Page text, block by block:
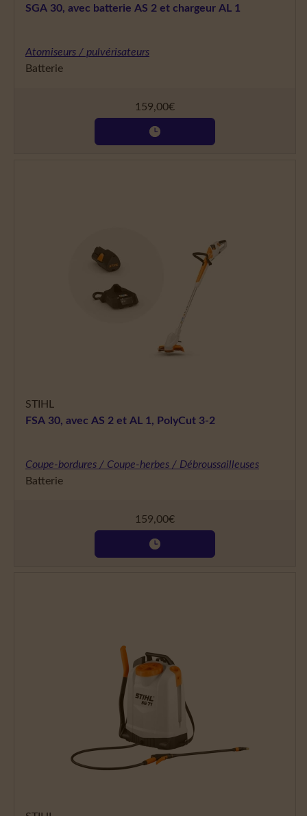
SGA 30, avec batterie AS 2 et chargeur AL 1
Atomiseurs / pulvérisateurs
Batterie
159,00€
STIHL
FSA 30, avec AS 2 et AL 1, PolyCut 3-2
Coupe-bordures / Coupe-herbes / Débroussailleuses
Batterie
159,00€